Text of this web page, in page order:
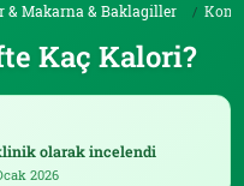
& Makarna & Baklagiller
Kaç Kalori?
olarak incelendi
2026